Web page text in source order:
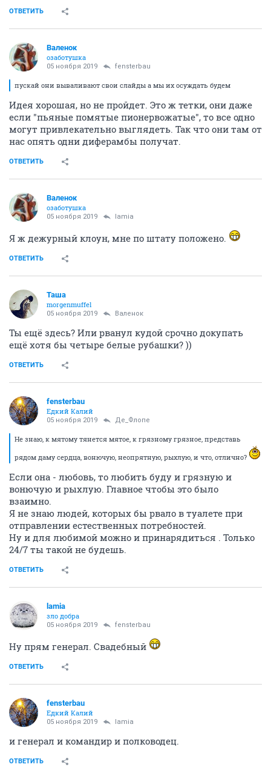
ОТВЕТИТЬ
Валенок
озаботушка
05 ноября 2019 fensterbau
пускай они вываливают свои слайды а мы их осуждать будем
Идея хорошая, но не пройдет. Это ж тетки, они даже
если "пьяные помятые пионервожатые", то все одно
могут привлекательно выглядеть. Так что они там от
нас опять одни диферамбы получат.
ОТВЕТИТЬ
Валенок
озаботушка
05 ноября 2019 lamia
Я ж дежурный клоун, мне по штату положено.
ОТВЕТИТЬ
Таша
morgenmuffel
05 ноября 2019 Валенок
Ты ещё здесь? Или рванул кудой срочно докупать
ещё хотя бы четыре белые рубашки? ))
ОТВЕТИТЬ
fensterbau
Едкий Калий
05 ноября 2019 Де_Флопе
Не знаю, к мятому тянется мятое, к грязному грязное, представь
рядом даму сердца, вонючую, неопрятную, рыхлую, и что, отлично?
Если она - любовь, то любить буду и грязную и
вонючую и рыхлую. Главное чтобы это было
взаимно.
Я не знаю людей, которых бы рвало в туалете при
отправлении естественных потребностей.
Ну и для любимой можно и принарядиться . Только
24/7 ты такой не будешь.
ОТВЕТИТЬ
lamia
зло добра
05 ноября 2019 fensterbau
Ну прям генерал. Свадебный
ОТВЕТИТЬ
fensterbau
Едкий Калий
05 ноября 2019 lamia
и генерал и командир и полководец.
ОТВЕТИТЬ